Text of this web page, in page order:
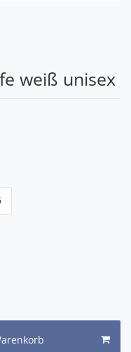
weiß unisex